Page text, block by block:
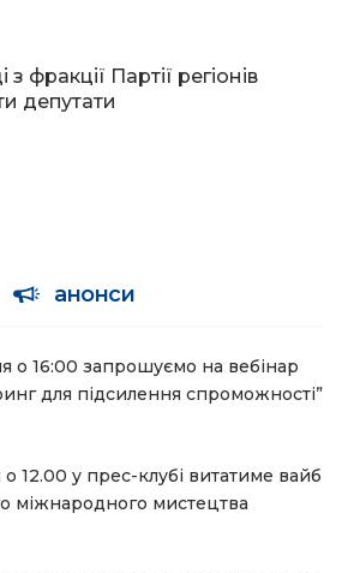
з фракції Партії регіонів
депутати
анонси
о 16:00 запрошуємо на вебінар
для підсилення спроможності”
12.00 у прес-клубі витатиме вайб
міжнародного мистецтва